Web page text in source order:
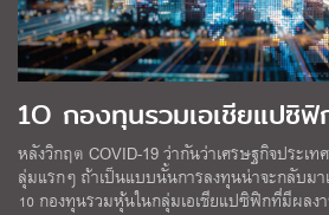
1O กองทุนรวมเอเชียแปซิ
หลังวิกฤต COVID-19 ว่ากันว่าเศรษฐกิจประเ
ลุ่มแรกๆ ถ้าเป็นแบบนั้นการลงทุนน่าจะกลับมา
10 กองทุนรวมหุ้นในกลุ่มเอเชียแปซิฟิกที่มีผล